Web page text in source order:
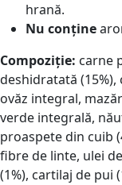
hrană.
Nu conține
Compoziție: сarne
deshidratată (15%),
ovăz integral,
verde integrală,
proaspete din cuib
fibre de linte, ulei
(1%), cartilaj de pui